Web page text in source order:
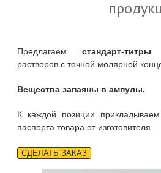
Предлагаемстандарт-титры
растворов с точной молярной
Вещества запаяны в ампулы.
К каждой позиции
паспорта товара от изготовителя.
СДЕЛАТЬ ЗАКАЗ